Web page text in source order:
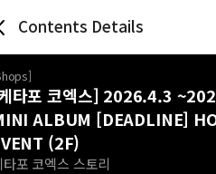
Contents Details
]
타포 코엑스] 2026.4.3
ALBUM [DEADLINE]
(2F)
타포 코엑스 스토리